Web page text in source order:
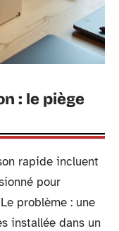
: le piège
rapide incluent
pour
problème : une
installée dans un